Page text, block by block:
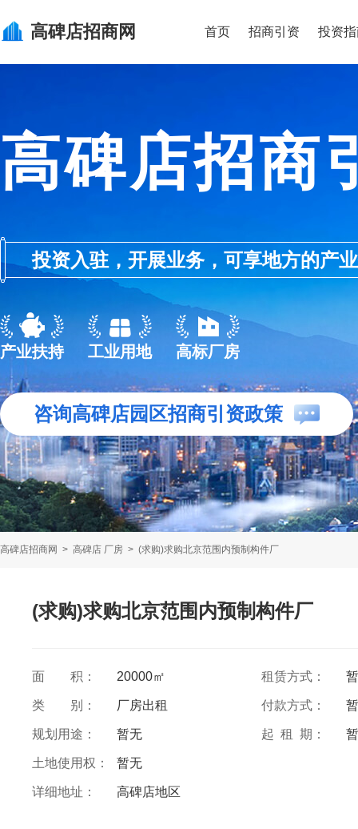
高碑店招商网 首页 招商引资 投资
高碑店招商
投资入驻，开展业务，可享地方的产
产业扶持 工业用地 高标厂房
咨询高碑店园区招商引资政策
高碑店招商网 > 高碑店 厂房 > (求购)求购北京范围内预制构件厂
(求购)求购北京范围内预制构件厂
面 积： 20000㎡ 租赁方式：
类 别： 厂房出租 付款方式：
规划用途： 暂无 起 租 期：
土地使用权： 暂无
详细地址： 高碑店地区